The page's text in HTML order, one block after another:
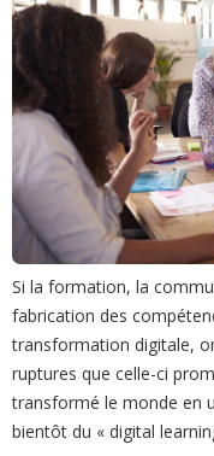
Si la formation, la
fabrication des
transformation digitale,
ruptures que celle-ci
transformé le monde en
bientôt du « digital